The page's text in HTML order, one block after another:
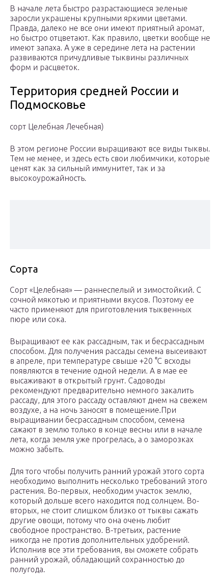
В начале лета быстро разрастающиеся зеленые
заросли украшены крупными яркими цветами.
Правда, далеко не все они имеют приятный аромат,
но быстро отцветают. Как правило, цветки вообще не
имеют запаха. А уже в середине лета на растении
развиваются причудливые тыквины различных
форм и расцветок.
Территория средней России и
Подмосковье
сорт Целебная Лечебная)
В этом регионе России выращивают все виды тыквы.
Тем не менее, и здесь есть свои любимчики, которые
ценят как за сильный иммунитет, так и за
высокоурожайность.
Сорта
Сорт «Целебная» — раннеспелый и зимостойкий. С
сочной мякотью и приятными вкусов. Поэтому ее
часто применяют для приготовления тыквенных
пюре или сока.
Выращивают ее как рассадным, так и бесрассадным
способом. Для получения рассады семена высеивают
в апреле, при температуре свыше +20 °С всходы
появляются в течение одной недели. А в мае ее
высаживают в открытый грунт. Садоводы
рекомендуют предварительно немного закалить
рассаду, для этого рассаду оставляют днем на свежем
воздухе, а на ночь заносят в помещение.При
выращивании бесрассадным способом, семена
сажают в землю только в конце весны или в начале
лета, когда земля уже прогрелась, а о заморозках
можно забыть.
Для того чтобы получить ранний урожай этого сорта
необходимо выполнить несколько требований этого
растения. Во-первых, необходим участок землю,
который дольше всего находится под солнцем. Во-
вторых, не стоит слишком близко от тыквы сажать
другие овощи, потому что она очень любит
свободное пространство. В-третьих, растение
никогда не против дополнительных удобрений.
Исполнив все эти требования, вы сможете собрать
ранний урожай, обладающий сохранностью до
полугода.